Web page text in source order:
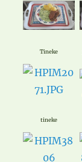
Tineke
tineke